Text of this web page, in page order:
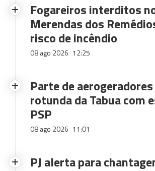
Fogareiros interditos
Merendas dos
risco de incêndio
08 ago 2026 12:25
Parte de
rotunda da Tabua com
PSP
08 ago 2026 11:01
PJ alerta para